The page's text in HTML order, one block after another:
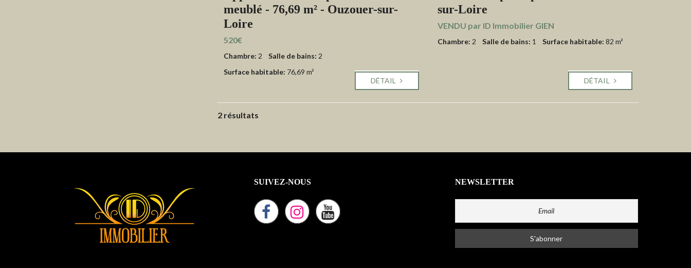
meublé - 76,69 m² - Ouzouer-sur-
Loire
520€
Chambre: 2 Salle de bains: 2
Surface habitable: 76,69 m²
DÉTAIL
sur-Loire
VENDU par ID Immobilier GIEN
Chambre: 2 Salle de bains: 1 Surface habitable: 82 m²
DÉTAIL
2 résultats
SUIVEZ-NOUS NEWSLETTER